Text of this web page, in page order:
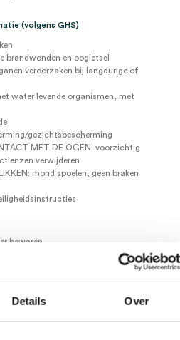
Details Over
(volgens GHS)
brandwonden en oogletsel
veroorzaken bij langdurige of
water levende organismen, met
gezichtsbescherming
MET DE OGEN: voorzichtig
verwijderen
mond spoelen, geen braken
bewaren
14 dagen (of eerder bij sterke
op verpakking controleren